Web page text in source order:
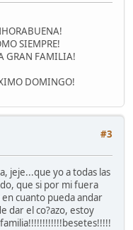
SIEMPRE!
GRAN FAMILIA!
DOMINGO!
#3
jeje...que yo a todas las
que si por mi fuera
cuanto pueda andar
dar el co?azo, estoy